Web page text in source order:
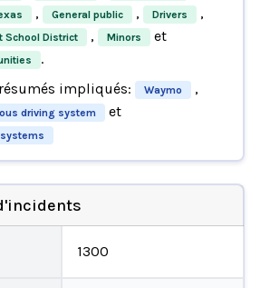
, General public , Drivers ,
School District , Minors et
.
impliqués:
Waymo ,
driving system et
1300